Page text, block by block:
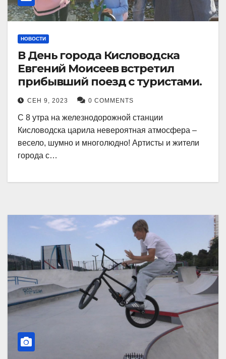
НОВОСТИ
В День города Кисловодска
Евгений Моисеев встретил
прибывший поезд с туристами.
СЕН 9, 2023 0 COMMENTS
С 8 утра на железнодорожной станции
Кисловодска царила невероятная атмосфера –
весело, шумно и многолюдно! Артисты и жители
города с…